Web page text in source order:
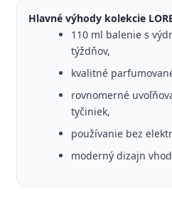
Hlavné výhody kolekcie
110 ml balenie s
týždňov,
kvalitné
rovnomerné
tyčiniek,
používanie bez
moderný dizajn